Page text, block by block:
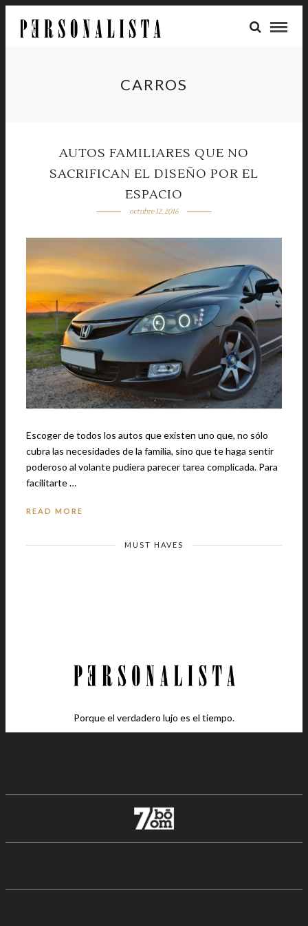
CARROS
AUTOS FAMILIARES QUE NO
SACRIFICAN EL DISEÑO POR EL
ESPACIO
octubre 12, 2016
Escoger de todos los autos que existen uno que, no sólo
cubra las necesidades de la familia, sino que te haga sentir
poderoso al volante pudiera parecer tarea complicada. Para
facilitarte …
READ MORE
MUST HAVES
Porque el verdadero lujo es el tiempo.